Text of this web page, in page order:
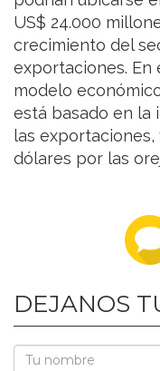
US$ 24.000
crecimiento del
exportaciones. En
modelo
está basado en la
las exportaciones,
dólares por las
DEJANOS